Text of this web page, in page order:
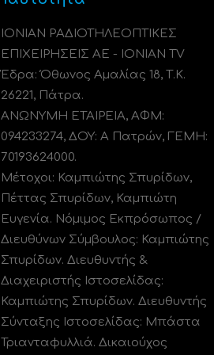
ΙΟΝΙΑΝ ΡΑΔΙΟΤΗΛΕΟΠΤΙΚΕΣ
ΕΠΙΧΕΙΡΗΣΕΙΣ ΑΕ - IONIAN TV
Έδρα: Όθωνος Αμαλίας 18, Τ.Κ.
26221, Πάτρα.
ΑΝΩΝΥΜΗ ΕΤΑΙΡΕΙΑ, ΑΦΜ:
094233274, ΔΟΥ: A Πατρών, ΓΕΜΗ:
70193624000.
Μέτοχοι: Καμπιώτης Σπυρίδων,
Πέττας Σπυρίδων, Καμπιώτη
Ευγενία. Νόμιμος Εκπρόσωπος /
Διευθύνων Σύμβουλος: Καμπιώτης
Σπυρίδων. Διευθυντής &
Διαχειριστής Ιστοσελίδας:
Καμπιώτης Σπυρίδων. Διευθυντής
Σύνταξης Ιστοσελίδας: Μπάστα
Τριανταφυλλιά. Δικαιούχος